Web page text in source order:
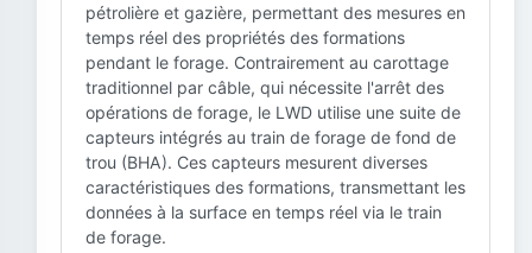
pétrolière et gazière, permettant des mesures en
temps réel des propriétés des formations
pendant le forage. Contrairement au carottage
traditionnel par câble, qui nécessite l'arrêt des
opérations de forage, le LWD utilise une suite de
capteurs intégrés au train de forage de fond de
trou (BHA). Ces capteurs mesurent diverses
caractéristiques des formations, transmettant les
données à la surface en temps réel via le train
de forage.